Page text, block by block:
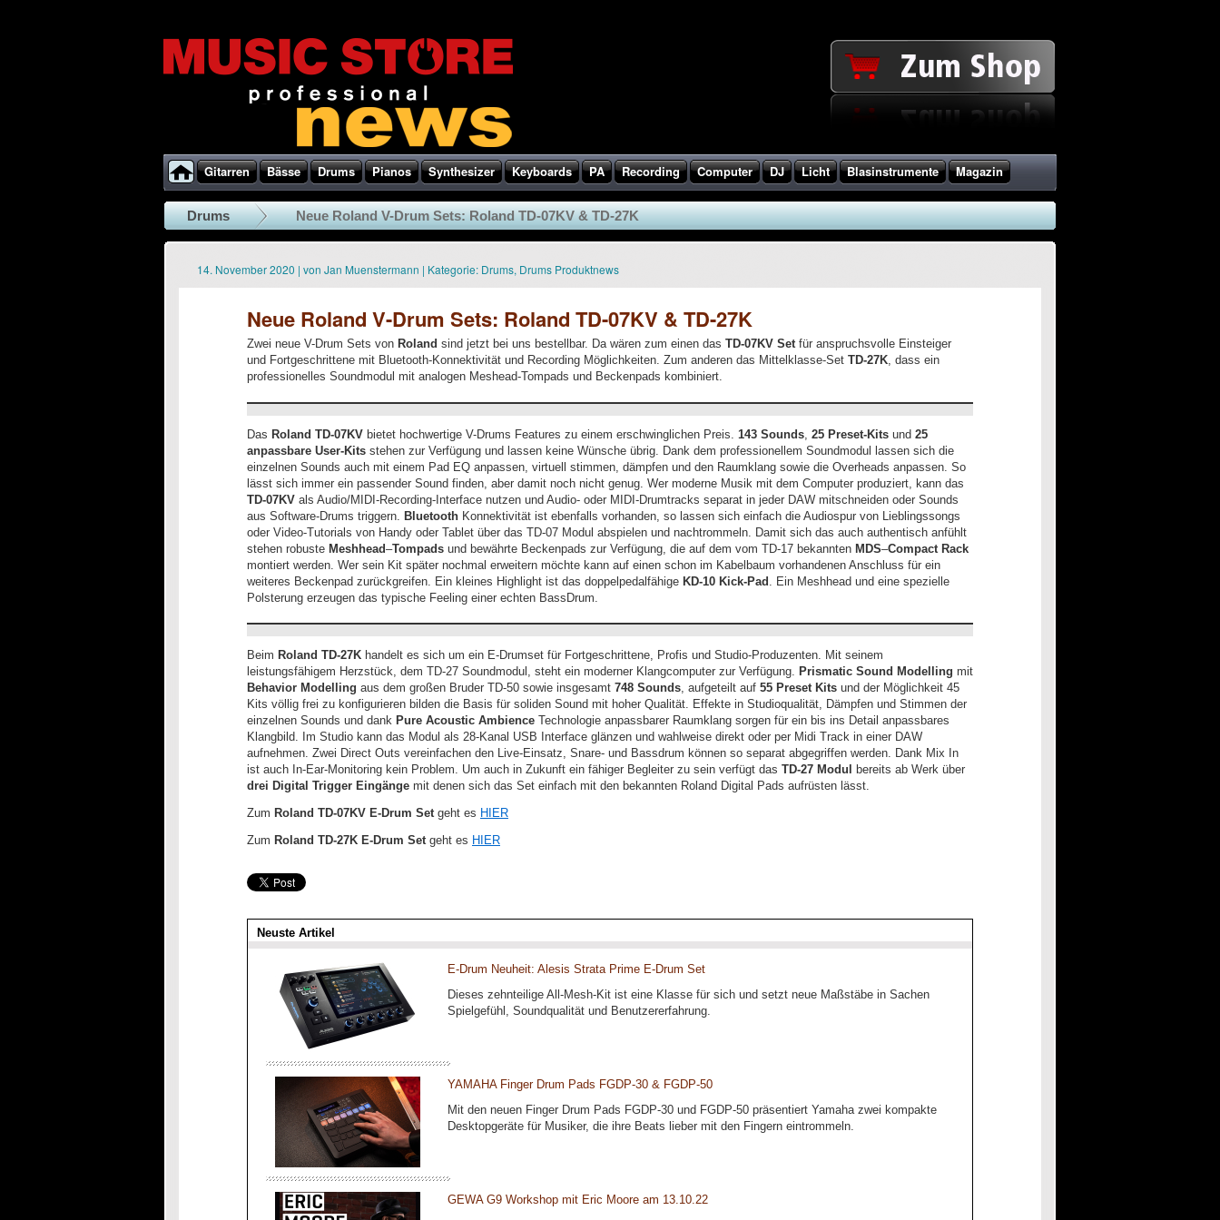
Gitarren Bässe Drums Pianos Synthesizer Keyboards PA Recording Computer DJ Licht Blasinstrumente Magazin
Drums Neue Roland V-Drum Sets: Roland TD-07KV & TD-27K
14. November 2020 | von Jan Muenstermann | Kategorie: Drums, Drums Produktnews
Neue Roland V-Drum Sets: Roland TD-07KV & TD-27K
Zwei neue V-Drum Sets von Roland sind jetzt bei uns bestellbar. Da wären zum einen das TD-07KV Setfür anspruchsvolle Einsteiger
und Fortgeschrittene mit Bluetooth-Konnektivität und Recording Möglichkeiten. Zum anderen das Mittelklasse-Set TD-27K, dass ein
professionelles Soundmodul mit analogen Meshead-Tompads und Beckenpads kombiniert.
Das Roland TD-07KV bietet hochwertige V-Drums Features zu einem erschwinglichen Preis. 143 Sounds 25 Preset-Kits und 25
anpassbare User-Kits stehen zur Verfügung und lassen keine Wünsche übrig. Dank dem professionellem Soundmodul lassen sich die
einzelnen Sounds auch mit einem Pad EQ anpassen, virtuell stimmen, dämpfen und den Raumklang sowie die Overheads anpassen. So
lässt sich immer ein passender Sound finden, aber damit noch nicht genug. Wer moderne Musik mit dem Computer produziert, kann das
TD-07KV als Audio/MIDI-Recording-Interface nutzen und Audio- oder MIDI-Drumtracks separat in jeder DAW mitschneiden oder Sounds
aus Software-Drums triggern. Bluetooth Konnektivität ist ebenfalls vorhanden, so lassen sich einfach die Audiospur von Lieblingssongs
oder Video-Tutorials von Handy oder Tablet über das TD-07 Modul abspielen und nachtrommeln. Damit sich das auch authentisch anfühlt
stehen robuste Meshhead–Tompads und bewährte Beckenpads zur Verfügung, die auf dem vom TD-17 bekannten MDS–Compact Rack
montiert werden. Wer sein Kit später nochmal erweitern möchte kann auf einen schon im Kabelbaum vorhandenen Anschluss für ein
weiteres Beckenpad zurückgreifen. Ein kleines Highlight ist das doppelpedalfähige KD-10 Kick-Pad . Ein Meshhead und eine spezielle
Polsterung erzeugen das typische Feeling einer echten BassDrum.
Beim Roland TD-27K handelt es sich um ein E-Drumset für Fortgeschrittene, Profis und Studio-Produzenten. Mit seinem
leistungsfähigem Herzstück, dem TD-27 Soundmodul, steht ein moderner Klangcomputer zur Verfügung. Prismatic Sound Modelling mit
Behavior Modelling aus dem großen Bruder TD-50 sowie insgesamt 748 Sounds, aufgeteilt auf 55 Preset Kits und der Möglichkeit 45
Kits völlig frei zu konfigurieren bilden die Basis für soliden Sound mit hoher Qualität. Effekte in Studioqualität, Dämpfen und Stimmen der
einzelnen Sounds und dank Pure Acoustic Ambience Technologie anpassbarer Raumklang sorgen für ein bis ins Detail anpassbares
Klangbild. Im Studio kann das Modul als 28-Kanal USB Interface glänzen und wahlweise direkt oder per Midi Track in einer DAW
aufnehmen. Zwei Direct Outs vereinfachen den Live-Einsatz, Snare- und Bassdrum können so separat abgegriffen werden. Dank Mix In
ist auch In-Ear-Monitoring kein Problem. Um auch in Zukunft ein fähiger Begleiter zu sein verfügt das TD-27 Modul
bereits ab Werk über
drei Digital Trigger Eingänge mit denen sich das Set einfach mit den bekannten Roland Digital Pads aufrüsten lässt.
Zum Roland TD-07KV E-Drum Setgeht es HIER
Zum Roland TD-27K E-Drum Setgeht es HIER
Neuste Artikel
E-Drum Neuheit: Alesis Strata Prime E-Drum Set
Dieses zehnteilige All-Mesh-Kit ist eine Klasse für sich und setzt neue Maßstäbe in Sachen
Spielgefühl, Soundqualität und Benutzererfahrung.
YAMAHA Finger Drum Pads FGDP-30 & FGDP-50
Mit den neuen Finger Drum Pads FGDP-30 und FGDP-50 präsentiert Yamaha zwei kompakte
Desktopgeräte für Musiker, die ihre Beats lieber mit den Fingern eintrommeln.
GEWA G9 Workshop mit Eric Moore am 13.10.22